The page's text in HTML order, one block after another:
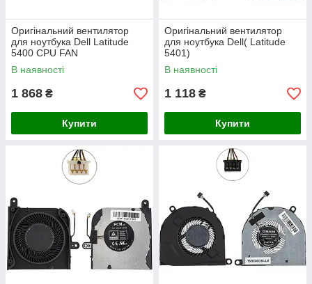
Оригінальний вентилятор
для ноутбука Dell Latitude
5400 CPU FAN
В наявності
1 868 ₴
Купити
Оригінальний вентилятор
для ноутбука Dell( Latitude
5401)
В наявності
1 118 ₴
Купити